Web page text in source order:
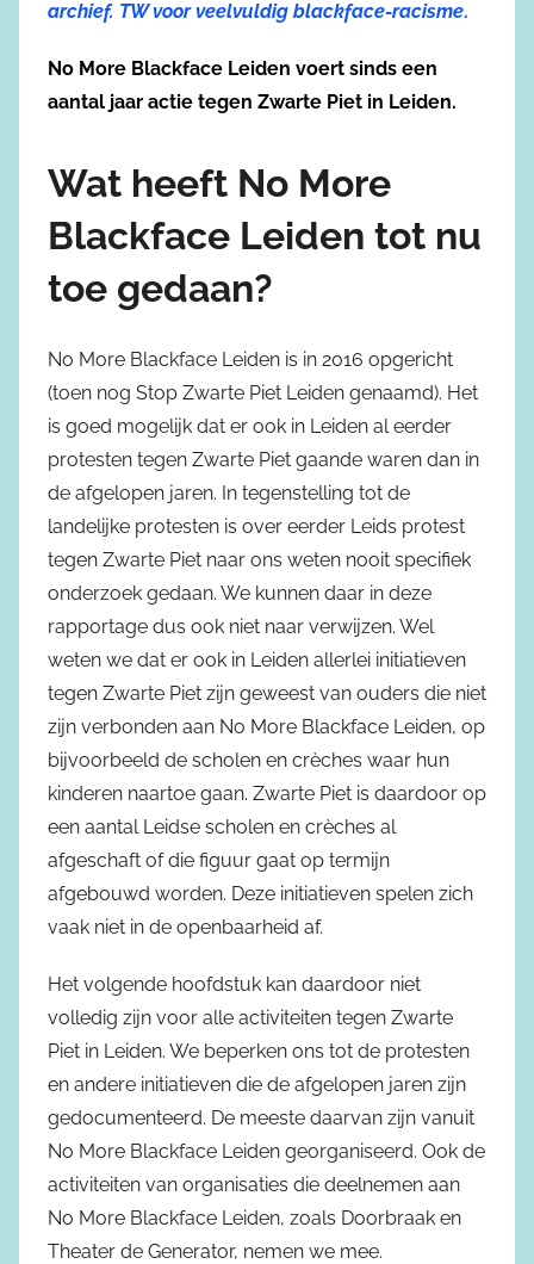
archief. TW voor veelvuldig blackface-racisme.
No More Blackface Leiden voert sinds een
aantal jaar actie tegen Zwarte Piet in Leiden.
Wat heeft No More
Blackface Leiden tot nu
toe gedaan?
No More Blackface Leiden is in 2016 opgericht
(toen nog Stop Zwarte Piet Leiden genaamd). Het
is goed mogelijk dat er ook in Leiden al eerder
protesten tegen Zwarte Piet gaande waren dan in
de afgelopen jaren. In tegenstelling tot de
landelijke protesten is over eerder Leids protest
tegen Zwarte Piet naar ons weten nooit specifiek
onderzoek gedaan. We kunnen daar in deze
rapportage dus ook niet naar verwijzen. Wel
weten we dat er ook in Leiden allerlei initiatieven
tegen Zwarte Piet zijn geweest van ouders die niet
zijn verbonden aan No More Blackface Leiden, op
bijvoorbeeld de scholen en crèches waar hun
kinderen naartoe gaan. Zwarte Piet is daardoor op
een aantal Leidse scholen en crèches al
afgeschaft of die figuur gaat op termijn
afgebouwd worden. Deze initiatieven spelen zich
vaak niet in de openbaarheid af.
Het volgende hoofdstuk kan daardoor niet
volledig zijn voor alle activiteiten tegen Zwarte
Piet in Leiden. We beperken ons tot de protesten
en andere initiatieven die de afgelopen jaren zijn
gedocumenteerd. De meeste daarvan zijn vanuit
No More Blackface Leiden georganiseerd. Ook de
activiteiten van organisaties die deelnemen aan
No More Blackface Leiden, zoals Doorbraak en
Theater de Generator, nemen we mee.